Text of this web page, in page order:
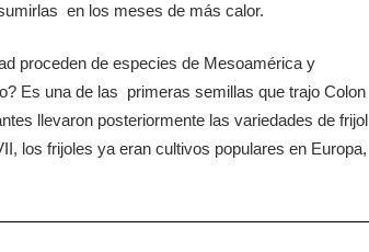
en los meses de más calor.
proceden de especies de Mesoamérica y
Es una de las primeras semillas que trajo Colon
llevaron posteriormente las variedades de frijol
los frijoles ya eran cultivos populares en Europa,